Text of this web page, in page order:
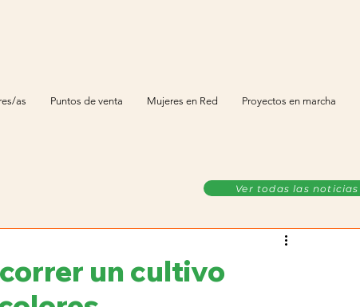
as Puntos de venta Mujeres en Red Proyectos en marcha
Ver todas las noticias
un cultivo